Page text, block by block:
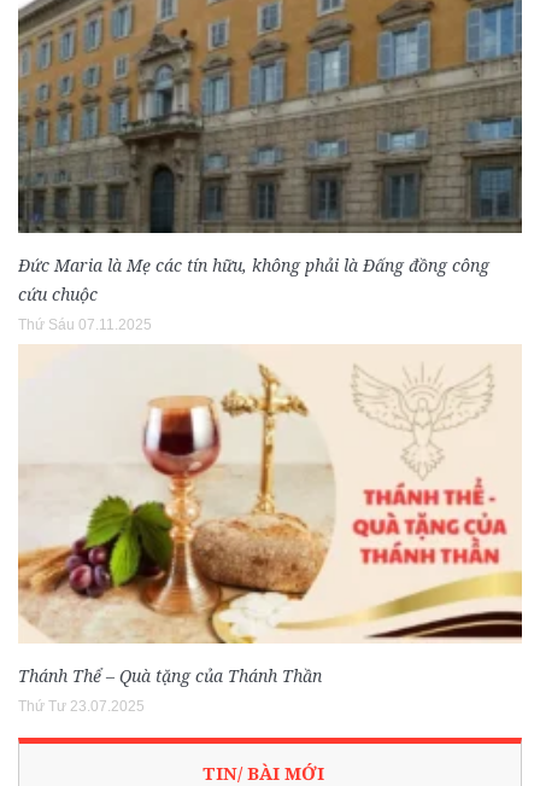
Đức Maria là Mẹ các tín hữu, không phải là Đấng đồng công
cứu chuộc
Thứ Sáu 07.11.2025
Thánh Thể – Quà tặng của Thánh Thần
Thứ Tư 23.07.2025
TIN/ BÀI MỚI